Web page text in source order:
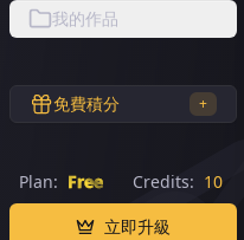
我的作品
免費積分 +
Plan: Free Credits: 10
立即升級